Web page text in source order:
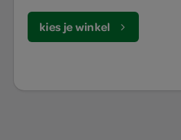
kies je winkel